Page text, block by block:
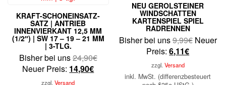
KRAFT-SCHONEINSATZ-
SATZ | ANTRIEB
INNENVIERKANT 12,5 MM
(1/2″) | SW 17 – 19 – 21 MM
| 3-TLG.
Bisher bei uns24,90€Ursprünglicher
Neuer Preis: 14,90€Aktueller
zzgl.Versand
NEU GEROLSTEINER
WINDSCHATTEN
KARTENSPIEL SPIEL
RADRENNEN
Bisher bei uns9,99€
9,99€
Neuer
Preis: 6,11€Aktueller
ist:
zzgl. Versand
inkl. MwSt. (differenzbesteuert